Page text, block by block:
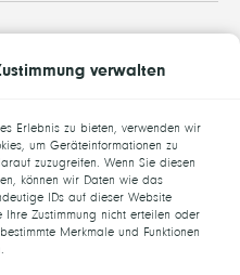
verwalten
Erlebnis zu bieten, verwenden wir
um Geräteinformationen zu
zuzugreifen. Wenn Sie diesen
können wir Daten wie das
IDs auf dieser Website
Ihre Zustimmung nicht erteilen oder
Merkmale und Funktionen